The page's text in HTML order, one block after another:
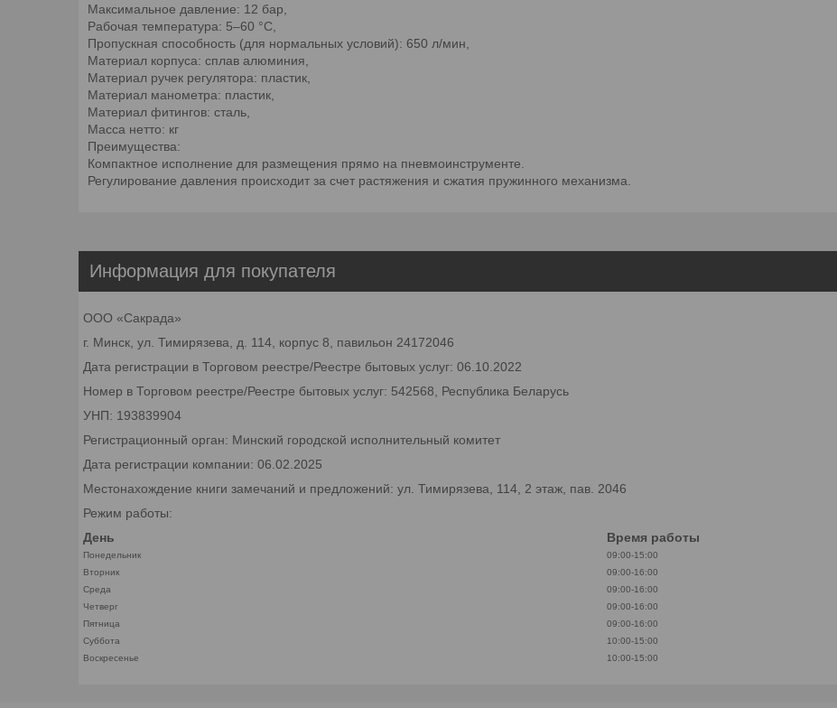
Максимальное давление: 12 бар,
Рабочая температура: 5–60 °C,
Пропускная способность (для нормальныx условий): 650 л/мин,
Материал корпуса: сплав алюминия,
Материал ручек регулятора: пластик,
Материал манометра: пластик,
Материал фитингов: сталь,
Масса нетто: кг
Преимущества:
Компактное исполнение для размещения прямо на пневмоинструменте.
Регулирование давления происходит за счет растяжения и сжатия пружинного механизма.
Информация для покупателя
ООО «Сакрада»
г. Минск, ул. Тимирязева, д. 114, корпус 8, павильон 24172046
Дата регистрации в Торговом реестре/Реестре бытовых услуг: 06.10.2022
Номер в Торговом реестре/Реестре бытовых услуг: 542568, Республика Беларусь
УНП: 193839904
Регистрационный орган: Минский городской исполнительный комитет
Дата регистрации компании: 06.02.2025
Местонахождение книги замечаний и предложений: ул. Тимирязева, 114, 2 этаж, пав. 2046
Режим работы:
День
Время работы
Понедельник
09:00-15:00
Вторник
09:00-16:00
Среда
09:00-16:00
Четверг
09:00-16:00
Пятница
09:00-16:00
Суббота
10:00-15:00
Воскресенье
10:00-15:00